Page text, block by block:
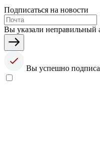
Подписаться на новости
Вы указали неправильный
Вы успешно